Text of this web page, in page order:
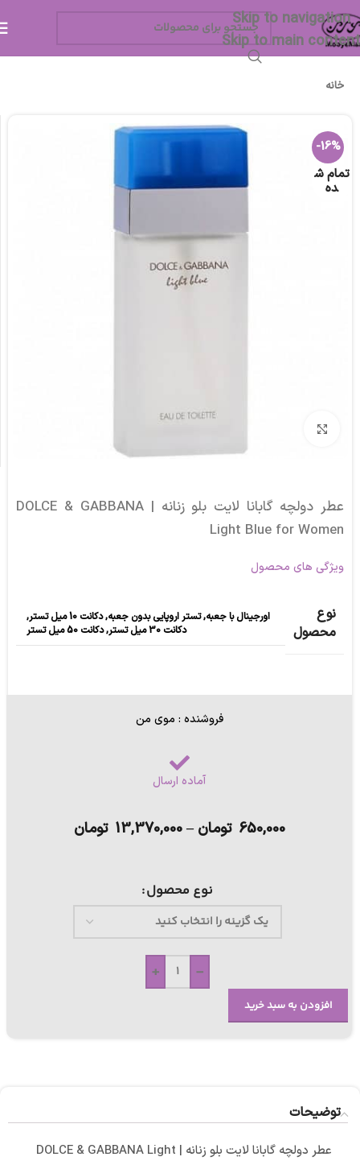
Skip to navigation
Skip to main content
خانه
-16%
تمام ش
ده
عطر دولچه گابانا لایت بلو زنانه | DOLCE & GABBANA
Light Blue for Women
ویژگی های محصول
نوع
محصول
اورجینال با جعبه,تستر اروپایی بدون جعبه,دکانت 10 میل تستر
,
دکانت 30 میل تستر
,دکانت 50 میل تستر
فروشنده : موی من
آماده ارسال
650,000 تومان –
13,370,000 تومان
نوع محصول
-
+
افزودن به سبد خرید
توضیحات
عطر دولچه گابانا لایت بلو زنانه | DOLCE & GABBANA Light